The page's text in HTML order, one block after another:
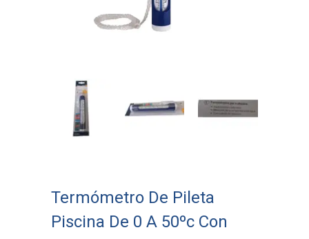
Termómetro De Pileta
Piscina De 0 A 50ºc Con